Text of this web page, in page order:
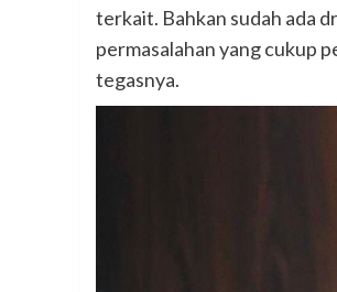
terkait. Bahkan sudah ada
permasalahan yang cukup
tegasnya.